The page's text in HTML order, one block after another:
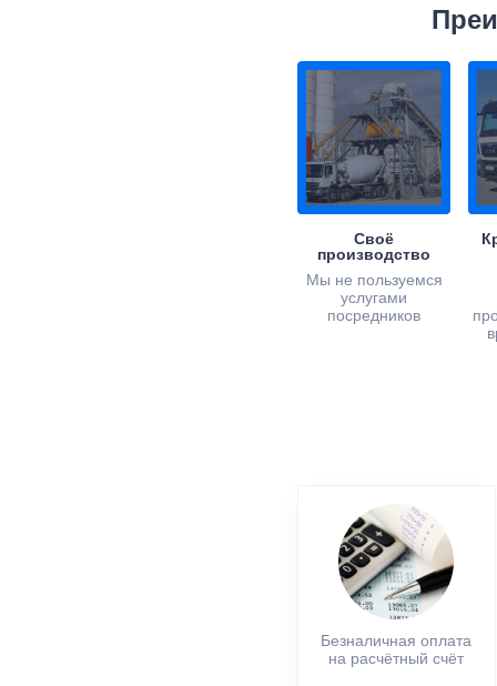
Своё
производство
Мы не пользуемся
услугами
посредников
Безналичная оплата
на расчётный счёт